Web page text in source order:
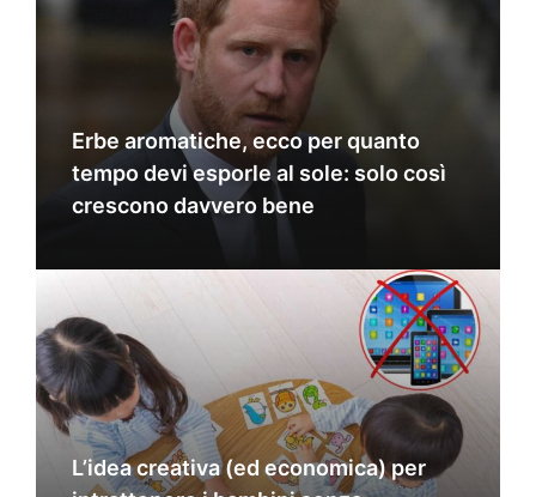
Erbe aromatiche, ecco per quanto
tempo devi esporle al sole: solo così
crescono davvero bene
L’idea creativa (ed economica) per